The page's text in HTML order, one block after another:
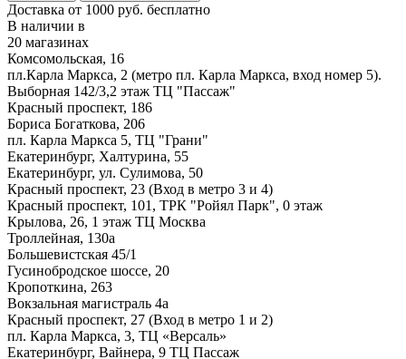
Доставка от 1000 руб. бесплатно
В наличии в
20 магазинах
Комсомольская, 16
пл.Карла Маркса, 2 (метро пл. Карла Маркса, вход номер 5).
Выборная 142/3,2 этаж ТЦ "Пассаж"
Красный проспект, 186
Бориса Богаткова, 206
пл. Карла Маркса 5, ТЦ "Грани"
Екатеринбург, Халтурина, 55
Екатеринбург, ул. Сулимова, 50
Красный проспект, 23 (Вход в метро 3 и 4)
Красный проспект, 101, ТРК "Ройял Парк", 0 этаж
Крылова, 26, 1 этаж ТЦ Москва
Троллейная, 130а
Большевистская 45/1
Гусинобродское шоссе, 20
Кропоткина, 263
Вокзальная магистраль 4а
Красный проспект, 27 (Вход в метро 1 и 2)
пл. Карла Маркса, 3, ТЦ «Версаль»
Екатеринбург, Вайнера, 9 ТЦ Пассаж